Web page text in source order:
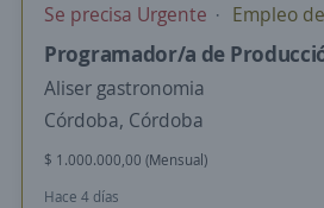
Se precisa Urgente Empleo
Programador/a de
Aliser gastronomia
Córdoba, Córdoba
$ 1.000.000,00 (Mensual)
Hace 4 días